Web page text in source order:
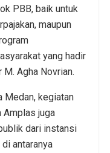
PBB, baik untuk
maupun
yang hadir
M. Agha Novrian.
Medan, kegiatan
Amplas juga
dari instansi
antaranya